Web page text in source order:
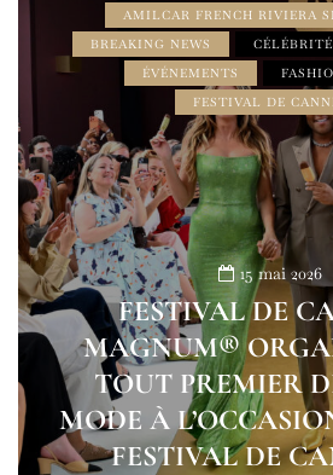
AMILCAR FRENCH RIVIERA
BREAKING NEWS
ÉVÉNEMENTS
FESTIVAL DE
15 mai 2026
FESTIVAL DE
MAGNUM®
TOUT PREMIER
MODE À
FESTIVAL DE